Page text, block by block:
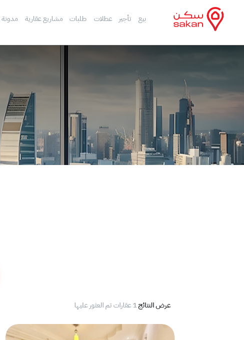
بيع تأجير عطلات طلبات مشاريع عقارية
عرض النتائج1 عقارات تم العثور عليها